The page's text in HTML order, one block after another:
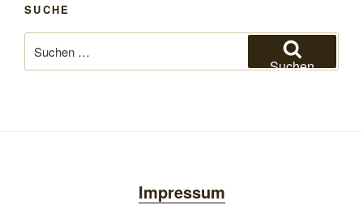
SUCHE
nach:
Suchen
Impressum